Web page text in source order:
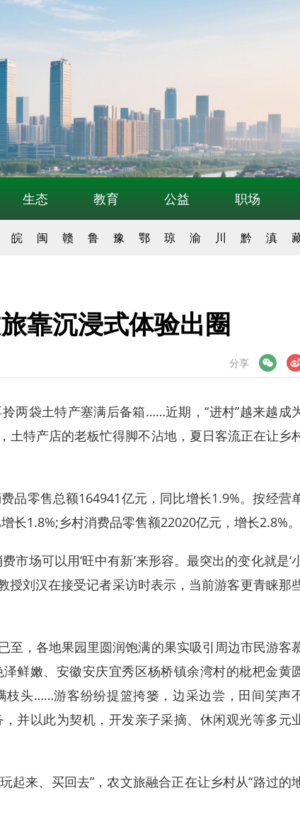
生态 教育 公益 职场
皖 闽 赣 鲁 豫 鄂 琼 渝 川 黔 滇
靠沉浸式体验出圈
分享
微博
袋土特产塞满后备箱……近期，“进村”越来越成
土特产店的老板忙得脚不沾地，夏日客流正在让乡
零售总额164941亿元，同比增长1.9%。按经营
1.8%;乡村消费品零售额22020亿元，增长2.8%。
场可以用‘旺中有新’来形容。最突出的变化就是‘
授刘汉在接受记者采访时表示，当前游客更青睐那
，各地果园里圆润饱满的果实吸引周边市民游客
鲜嫩、安徽安庆宜秀区杨桥镇余湾村的枇杷金黄
头……游客纷纷提篮挎篓，边采边尝，田间笑声
并以此为契机，开发亲子采摘、休闲观光等多元
来、买回去”，农文旅融合正在让乡村从“路过的